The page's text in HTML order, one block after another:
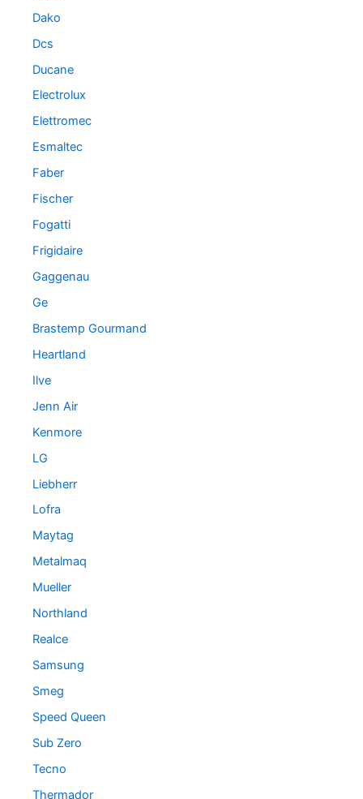
Dako
Dcs
Ducane
Electrolux
Elettromec
Esmaltec
Faber
Fischer
Fogatti
Frigidaire
Gaggenau
Ge
Brastemp Gourmand
Heartland
Ilve
Jenn Air
Kenmore
LG
Liebherr
Lofra
Maytag
Metalmaq
Mueller
Northland
Realce
Samsung
Smeg
Speed Queen
Sub Zero
Tecno
Thermador